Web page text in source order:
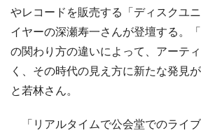
やレコードを販売する「ディスクユ
イヤーの深瀬寿一さんが登壇する。
の関わり方の違いによって、アーテ
く、その時代の見え方に新たな発見
と若林さん。
「リアルタイムで公会堂でのライ